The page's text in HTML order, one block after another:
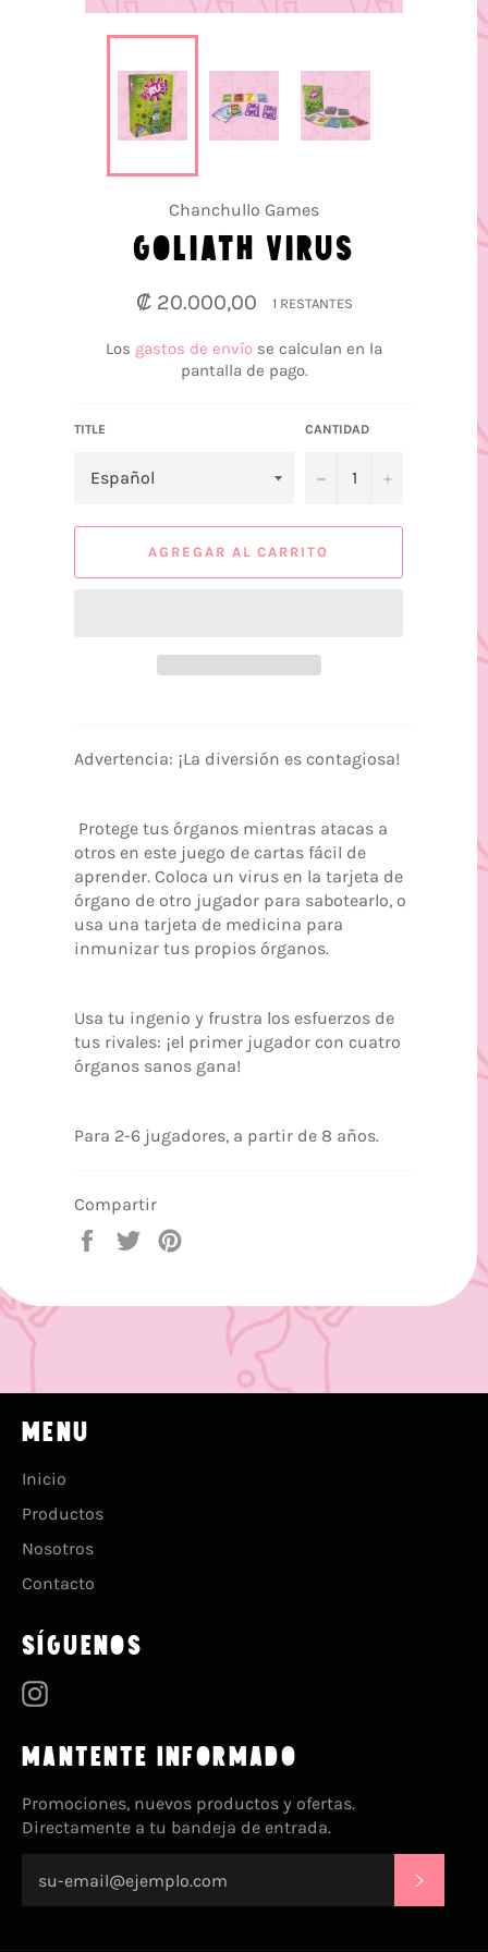
Chanchullo Games
GOLIATH VIRUS
Precio
habitual
₡ 20.000,00 1 RESTANTES
Los gastos de envío se calculan en la
pantalla de pago.
TITLE CANTIDAD
− +
AGREGAR AL CARRITO
Advertencia: ¡La diversión es contagiosa!
Protege tus órganos mientras atacas a
otros en este juego de cartas fácil de
aprender. Coloca un virus en la tarjeta de
órgano de otro jugador para sabotearlo, o
usa una tarjeta de medicina para
inmunizar tus propios órganos.
Usa tu ingenio y frustra los esfuerzos de
tus rivales: ¡el primer jugador con cuatro
órganos sanos gana!
Para 2-6 jugadores, a partir de 8 años.
Compartir
Compartir
Tuitear
MENU
Inicio
Productos
Nosotros
Contacto
SÍGUENOS
MANTENTE INFORMADO
Promociones, nuevos productos y ofertas.
Directamente a tu bandeja de entrada.